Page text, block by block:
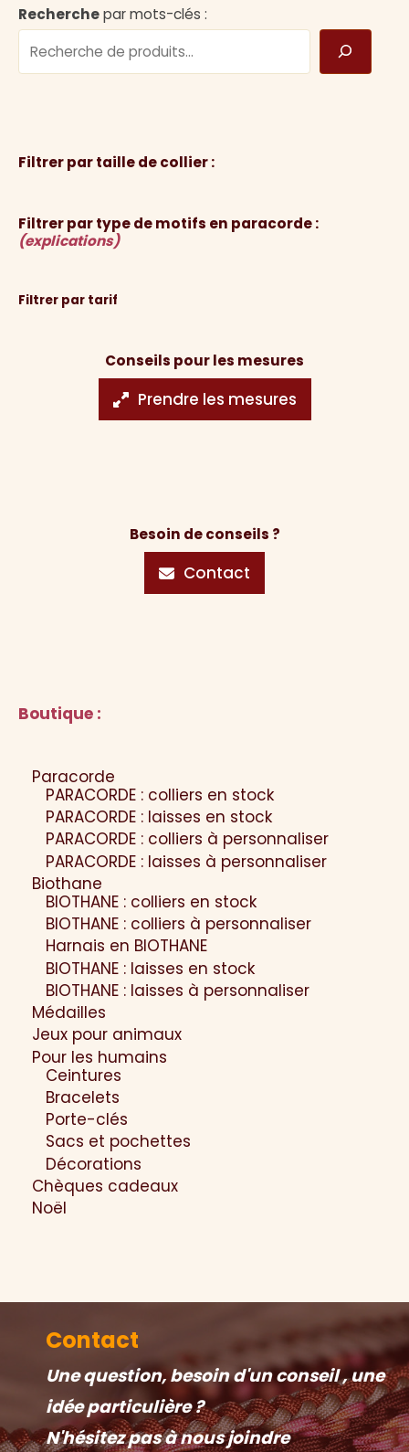
Recherchepar mots-clés :
Filtrer par taille de collier :
Filtrer par type de motifs en paracorde :
(explications)
Filtrer par tarif
Conseils pour les mesures
Prendre les mesures
Besoin de conseils ?
Contact
Boutique :
Paracorde
PARACORDE : colliers en stock
PARACORDE : laisses en stock
PARACORDE : colliers à personnaliser
PARACORDE : laisses à personnaliser
Biothane
BIOTHANE : colliers en stock
BIOTHANE : colliers à personnaliser
Harnais en BIOTHANE
BIOTHANE : laisses en stock
BIOTHANE : laisses à personnaliser
Médailles
Jeux pour animaux
Pour les humains
Ceintures
Bracelets
Porte-clés
Sacs et pochettes
Décorations
Chèques cadeaux
Noël
Contact
Une question, besoin d'un conseil , une
idée particulière ?
N'hésitez pas à nous joindre